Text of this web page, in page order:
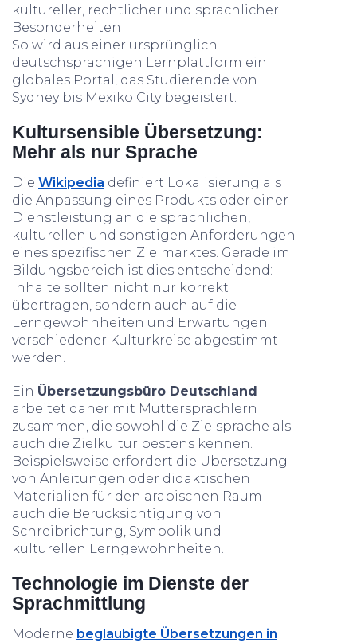
kultureller, rechtlicher und sprachlicher
Besonderheiten
So wird aus einer ursprünglich
deutschsprachigen Lernplattform ein
globales Portal, das Studierende von
Sydney bis Mexiko City begeistert.
Kultursensible Übersetzung:
Mehr als nur Sprache
Die Wikipedia definiert Lokalisierung als
die Anpassung eines Produkts oder einer
Dienstleistung an die sprachlichen,
kulturellen und sonstigen Anforderungen
eines spezifischen Zielmarktes. Gerade im
Bildungsbereich ist dies entscheidend:
Inhalte sollten nicht nur korrekt
übertragen, sondern auch auf die
Lerngewohnheiten und Erwartungen
verschiedener Kulturkreise abgestimmt
werden.
Ein Übersetzungsbüro Deutschland
arbeitet daher mit Muttersprachlern
zusammen, die sowohl die Zielsprache als
auch die Zielkultur bestens kennen.
Beispielsweise erfordert die Übersetzung
von Anleitungen oder didaktischen
Materialien für den arabischen Raum
auch die Berücksichtigung von
Schreibrichtung, Symbolik und
kulturellen Lerngewohnheiten.
Technologie im Dienste der
Sprachmittlung
Moderne beglaubigte Übersetzungen in